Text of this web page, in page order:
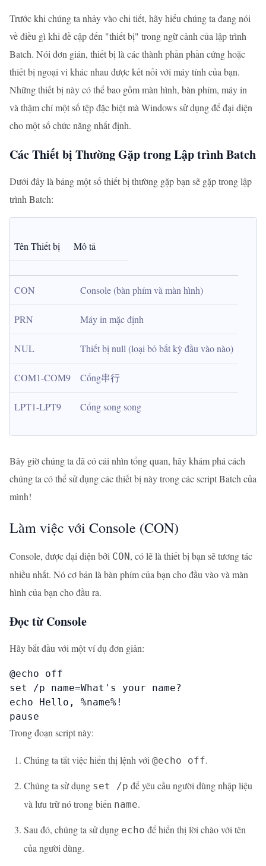
Trước khi chúng ta nhảy vào chi tiết, hãy hiểu chúng ta đang nói
về điều gì khi đề cập đến "thiết bị" trong ngữ cảnh của lập trình
Batch. Nói đơn giản, thiết bị là các thành phần phần cứng hoặc
thiết bị ngoại vi khác nhau được kết nối với máy tính của bạn.
Những thiết bị này có thể bao gồm màn hình, bàn phím, máy in
và thậm chí một số tệp đặc biệt mà Windows sử dụng để đại diện
cho một số chức năng nhất định.
Các Thiết bị Thường Gặp trong Lập trình Batch
Dưới đây là bảng một số thiết bị thường gặp bạn sẽ gặp trong lập
trình Batch:
Tên Thiết bị Mô tả
CON Console (bàn phím và màn hình)
PRN Máy in mặc định
NUL Thiết bị null (loại bỏ bất kỳ đầu vào nào)
COM1-COM9 Cổng串行
LPT1-LPT9 Cổng song song
Bây giờ chúng ta đã có cái nhìn tổng quan, hãy khám phá cách
chúng ta có thể sử dụng các thiết bị này trong các script Batch của
mình!
Làm việc với Console (CON)
Console, được đại diện bởi CON, có lẽ là thiết bị bạn sẽ tương tác
nhiều nhất. Nó cơ bản là bàn phím của bạn cho đầu vào và màn
hình của bạn cho đầu ra.
Đọc từ Console
Hãy bắt đầu với một ví dụ đơn giản:
@echo off
set /p name=What's your name?
echo Hello, %name%!
pause
Trong đoạn script này:
Chúng ta tắt việc hiển thị lệnh với @echo off.
Chúng ta sử dụng set /p để yêu cầu người dùng nhập liệu
và lưu trữ nó trong biến name.
Sau đó, chúng ta sử dụng echo để hiển thị lời chào với tên
của người dùng.